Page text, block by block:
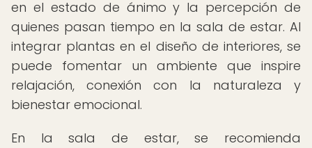
en el estado de ánimo y la percepción de
quienes pasan tiempo en la sala de estar. Al
integrar plantas en el diseño de interiores, se
puede fomentar un ambiente que inspire
relajación, conexión con la naturaleza y
bienestar emocional.
En la sala de estar, se recomienda